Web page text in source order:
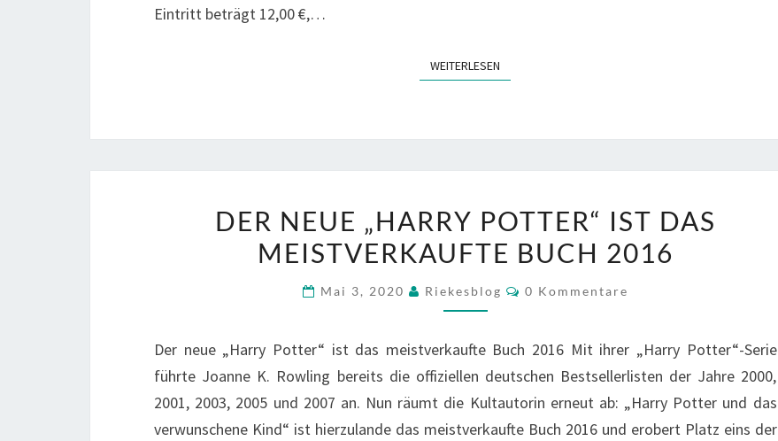
Eintritt beträgt 12,00 €,…
WEITERLESEN
NEUE
„HARRY
IST
MEISTVERKAUFTE
BUCH
2016
DER NEUE „HARRY POTTER“ IST DAS
MEISTVERKAUFTE BUCH 2016
Mai 3, 2020 Riekesblog Kommentare
0 Kommentare
Der neue „Harry Potter“ ist das meistverkaufte Buch 2016 Mit ihrer „Harry Potter“-Serie
führte Joanne K. Rowling bereits die offiziellen deutschen Bestsellerlisten der Jahre 2000,
2001, 2003, 2005 und 2007 an. Nun räumt die Kultautorin erneut ab: „Harry Potter und das
verwunschene Kind“ ist hierzulande das meistverkaufte Buch 2016 und erobert Platz eins der